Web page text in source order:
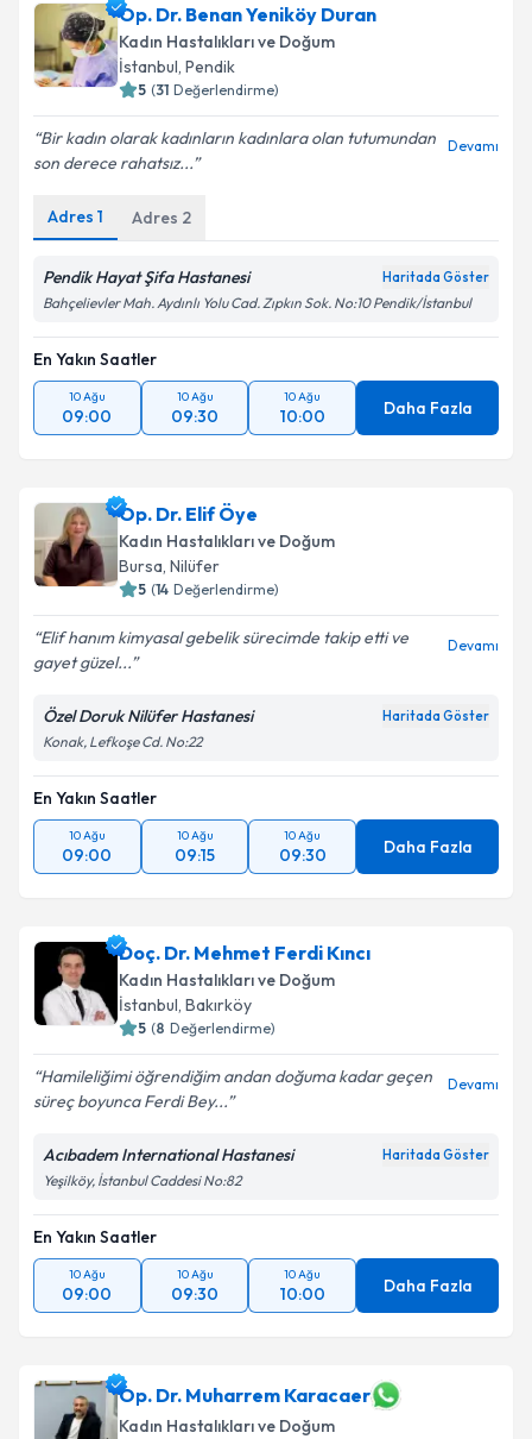
Kişisel verilerimin işlenmesine ilişkin
Metni'ni okudum ve kişisel verilerimin belirtilen
kapsamda işlenmesini kabul ediyorum.
Takvim Talebini Gönder
Op. Dr. Benan Yeniköy Duran
Kadın Hastalıkları ve Doğum
İstanbul, Pendik
5 (31 Değerlendirme)
Bir kadın olarak kadınların kadınlara olan tutumundan
son derece rahatsız...
Devamı
Adres 1 Adres 2
Pendik Hayat Şifa Hastanesi Haritada Göster
Bahçelievler Mah. Aydınlı Yolu Cad. Zıpkın Sok. No:10 Pendik/İstanbul
En Yakın Saatler
10 Ağu
09:00
10 Ağu
09:30
10 Ağu
10:00 Daha Fazla
Op. Dr. Elif Öye
Kadın Hastalıkları ve Doğum
Bursa, Nilüfer
5 (14 Değerlendirme)
Elif hanım kimyasal gebelik sürecimde takip etti ve
gayet güzel...
Devamı
Özel Doruk Nilüfer Hastanesi Haritada Göster
Konak, Lefkoşe Cd. No:22
En Yakın Saatler
10 Ağu
09:00
10 Ağu
09:15
10 Ağu
09:30 Daha Fazla
Doç. Dr. Mehmet Ferdi Kıncı
Kadın Hastalıkları ve Doğum
İstanbul, Bakırköy
5 (8 Değerlendirme)
Hamileliğimi öğrendiğim andan doğuma kadar geçen
süreç boyunca Ferdi Bey...
Devamı
Acıbadem International Hastanesi Haritada Göster
Yeşilköy, İstanbul Caddesi No:82
En Yakın Saatler
10 Ağu
09:00
10 Ağu
09:30
10 Ağu
10:00 Daha Fazla
Op. Dr. Muharrem Karacaer
Kadın Hastalıkları ve Doğum